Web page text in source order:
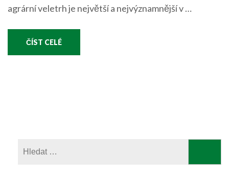
agrární veletrh je největší a nejvýznamnější v …
ČÍST CELÉ